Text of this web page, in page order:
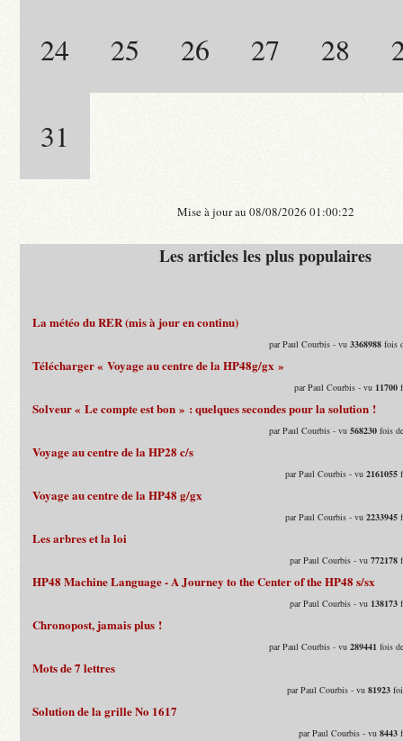
24 25 26 27 28
31
Mise à jour au 08/08/2026 01:00:22
Les articles les plus populaires
La météo du RER (mis à jour en continu)
par Paul Courbis - vu3368988 fois
Télécharger « Voyage au centre de la HP48g/gx »
par Paul Courbis - vu 11700
Solveur « Le compte est bon » : quelques secondes pour la solution !
par Paul Courbis - vu568230 fois
Voyage au centre de la HP28 c/s
par Paul Courbis - vu2161055
Voyage au centre de la HP48 g/gx
par Paul Courbis - vu2233945
Les arbres et la loi
par Paul Courbis - vu772178
HP48 Machine Language - A Journey to the Center of the HP48 s/sx
par Paul Courbis - vu 138173
Chronopost, jamais plus !
par Paul Courbis - vu289441 fois
Mots de 7 lettres
par Paul Courbis - vu81923
Solution de la grille No 1617
par Paul Courbis - vu8443